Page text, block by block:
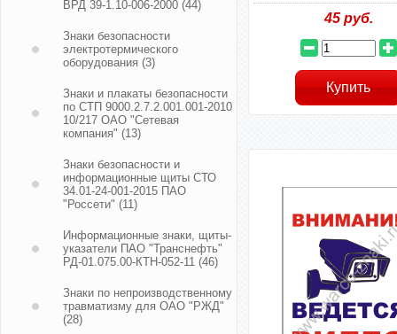
45руб.
ВРД 39-1.10-006-2000 (44)
Знаки безопасности
электротермического
оборудования (3)
Знаки и плакаты безопасности
по СТП 9000.2.7.2.001.001-2010
10/217 ОАО "Сетевая
компания" (13)
Знаки безопасности и
информационные щиты СТО
34.01-24-001-2015 ПАО
"Россети" (11)
Информационные знаки, щиты-
указатели ПАО "Транснефть"
РД-01.075.00-КТН-052-11 (46)
Знаки по непроизводственному
травматизму для ОАО "РЖД"
(28)